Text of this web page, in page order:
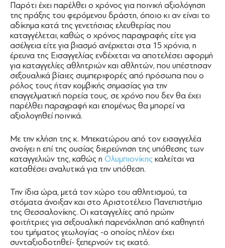
Παρότι έχει παρέλθει ο χρόνος για ποινική αξιολόγηση
της πράξης του φερόμενου δράστη, όποιο κι αν είναι το
αδίκημα κατά της γενετήσιας ελευθερίας που
καταγγέλεται, καθώς ο χρόνος παραγραφής είτε για
ασέλγεια είτε για βιασμό ανέρχεται στα 15 χρόνια, η
έρευνα της Εισαγγελίας ενδέχεται να αποτελέσει αφορμή
για καταγγελίες αθλητριών και αθλητών, που υπέστησαν
σεξουαλικά βίαιες συμπεριφορές από πρόσωπα που ο
ρόλος τους ήταν κομβικής σημασίας για την
επαγγελματική πορεία τους, σε χρόνο που δεν θα έχει
παρέλθει παραγραφή και επομένως θα μπορεί να
αξιολογηθεί ποινικά.
Με την κλήση της κ. Μπεκατώρου από τον εισαγγελέα
ανοίγει η επί της ουσίας διερεύνηση της υπόθεσης των
καταγγελιών της, καθώς η Ολυμπιονίκης καλείται να
καταθέσει αναλυτικά για την υπόθεση.
Την ίδια ώρα, μετά τον χώρο του αθλητισμού, τα
στόματα άνοιξαν και στο Αριστοτέλειο Πανεπιστήμιο
της Θεσσαλονίκης. Οι καταγγελίες από πρώην
φοιτήτριες για σεξουαλική παρενόχληση από καθηγητή
του τμήματος γεωλογίας -ο οποίος πλέον έχει
συνταξιοδοτηθεί- ξεπερνούν τις εκατό.